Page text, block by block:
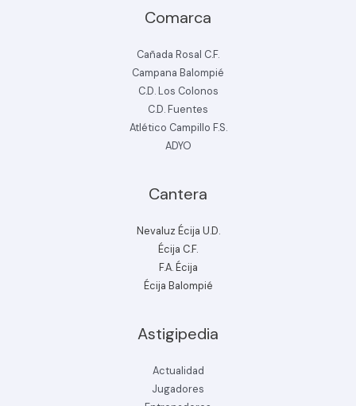
Comarca
Cañada Rosal C.F.
Campana Balompié
C.D. Los Colonos
C.D. Fuentes
Atlético Campillo F.S.
ADYO
Cantera
Nevaluz Écija U.D.
Écija C.F.
F.A. Écija
Écija Balompié
Astigipedia
Actualidad
Jugadores